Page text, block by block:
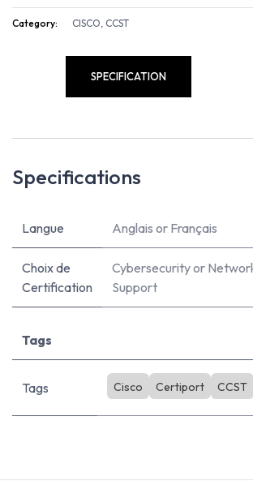
Category: CISCO, CCST
SPECIFICATION
Specifications
Langue Anglais or Français
Choix de
Certification
Cybersecurityor
Support
Tags
Tags Cisco Certiport CCST